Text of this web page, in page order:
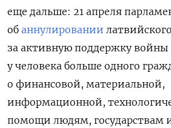
еще дальше: 21 апреля
об аннулировании
за активную поддержку войны
у человека больше одного
о финансовой, материальной,
информационной,
помощи людям, государствам